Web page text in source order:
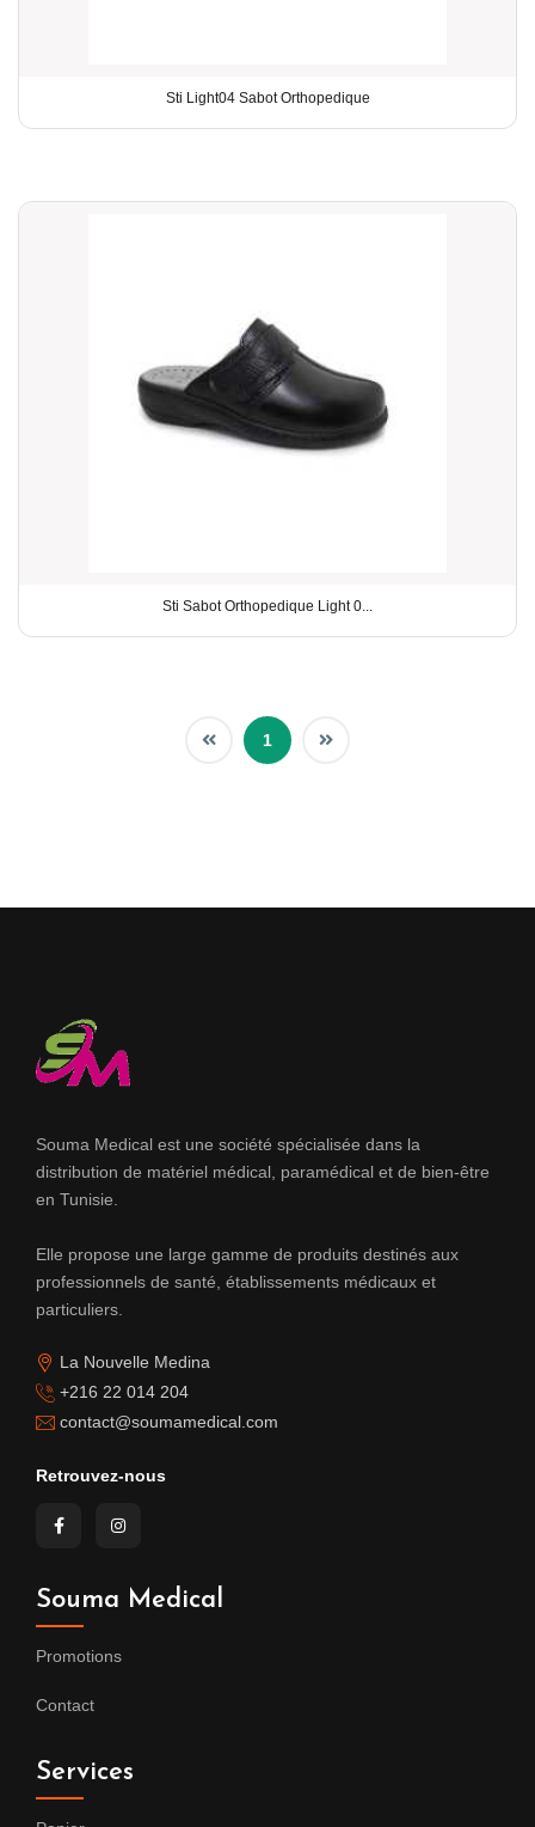
Sti Light04 Sabot Orthopedique
Sti Sabot Orthopedique Light 0...
1
Souma Medical est une société spécialisée dans la
distribution de matériel médical, paramédical et de bien-être
en Tunisie.
Elle propose une large gamme de produits destinés aux
professionnels de santé, établissements médicaux et
particuliers.
La Nouvelle Medina
+216 22 014 204
contact@soumamedical.com
Retrouvez-nous
Souma Medical
Promotions
Contact
Services